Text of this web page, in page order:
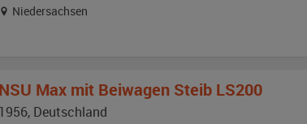
Niedersachsen
NSU Max mit Beiwagen Steib LS200
1956, Deutschland